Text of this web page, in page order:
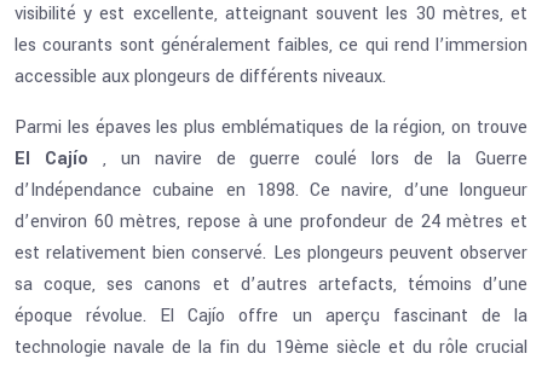
visibilité y est excellente, atteignant souvent les 30 mètres, et
les courants sont généralement faibles, ce qui rend l’immersion
accessible aux plongeurs de différents niveaux.
Parmi les épaves les plus emblématiques de la région, on trouve
El Cajío , un navire de guerre coulé lors de la Guerre
d’Indépendance cubaine en 1898. Ce navire, d’une longueur
d’environ 60 mètres, repose à une profondeur de 24 mètres et
est relativement bien conservé. Les plongeurs peuvent observer
sa coque, ses canons et d’autres artefacts, témoins d’une
époque révolue. El Cajío offre un aperçu fascinant de la
technologie navale de la fin du 19ème siècle et du rôle crucial